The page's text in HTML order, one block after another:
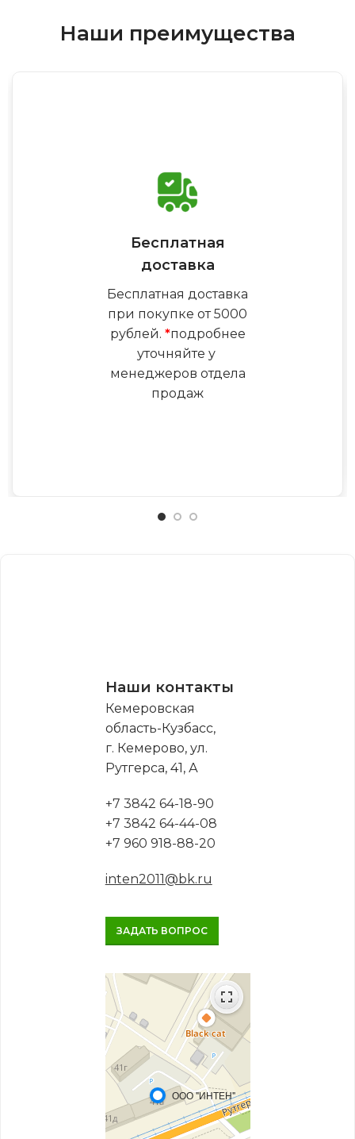
Наши преимущества
Бесплатная
доставка
Бесплатная доставка
при покупке от 5000
рублей. *подробнее
уточняйте у
менеджеров отдела
продаж
Наши контакты
Кемеровская
область-Кузбасс,
г. Кемерово, ул.
Рутгерса, 41, А
+7 3842 64-18-90
+7 3842 64-44-08
+7 960 918-88-20
inten2011@bk.ru
ЗАДАТЬ ВОПРОС